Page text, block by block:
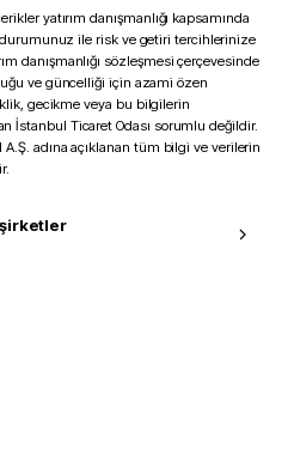
yatırım danışmanlığı kapsamında
durumunuz ile risk ve getiri tercihlerinize
danışmanlığı sözleşmesi çerçevesinde
ve güncelliği için azami özen
gecikme veya bu bilgilerin
İstanbul Ticaret Odası sorumlu değildir.
adına açıklanan tüm bilgi ve verilerin
şirketler